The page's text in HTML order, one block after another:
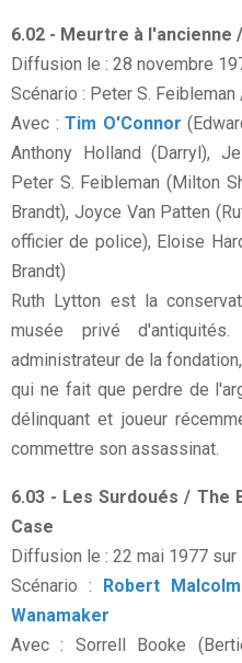
6.02 - Meurtre à l'ancienne
Diffusion le : 28 novembre
Scénario : Peter S.
Avec : Tim O'Connor
Anthony Holland (Darryl),
Peter S. Feibleman (Milton
Brandt), Joyce Van Patten
officier de police), Eloise
Brandt)
Ruth Lytton est la
musée privé
administrateur de la
qui ne fait que perdre de
délinquant et joueur
commettre son assassinat.
6.03 - Les Surdoués / The
Case
Diffusion le : 22 mai 1977 sur
Scénario :
Robert
Wanamaker
Avec : Sorrell Booke